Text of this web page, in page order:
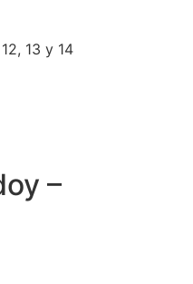
13 y 14
–